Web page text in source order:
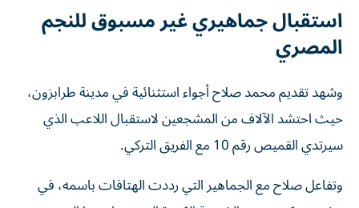
استقبال جماهيري غير مسبوق للنجم
المصري
وشهد تقديم محمد صلاح أجواء استثنائية في مدينة طرابزون،
حيث احتشد الآلاف من المشجعين لاستقبال اللاعب الذي
سيرتدي القميص رقم 10 مع الفريق التركي.
وتفاعل صلاح مع الجماهير التي رددت الهتافات باسمه، في